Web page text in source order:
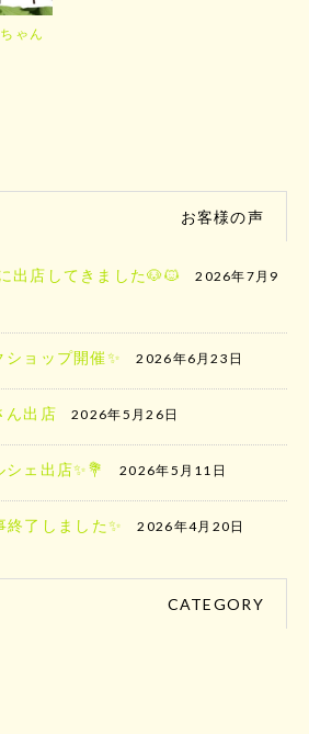
ゃん
お客様の声
出店してきました🐶🐱
2026年7月9
ョップ開催✨ 2026年6月23日
ん出店 2026年5月26日
ェ出店✨️💐 2026年5月11日
了しました✨ 2026年4月20日
CATEGORY